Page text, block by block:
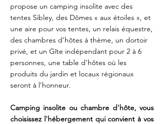
propose un camping insolite avec des
tentes Sibley, des Dômes « aux étoiles », et
une aire pour vos tentes, un relais équestre,
des chambres d’hôtes à thème, un dortoir
privé, et un Gîte indépendant pour 2 à 6
personnes, une table d’hôtes où les
produits du jardin et locaux régionaux
seront à l’honneur.
Camping insolite ou chambre d'hôte, vous
choisissez l'hébergement qui convient à vos